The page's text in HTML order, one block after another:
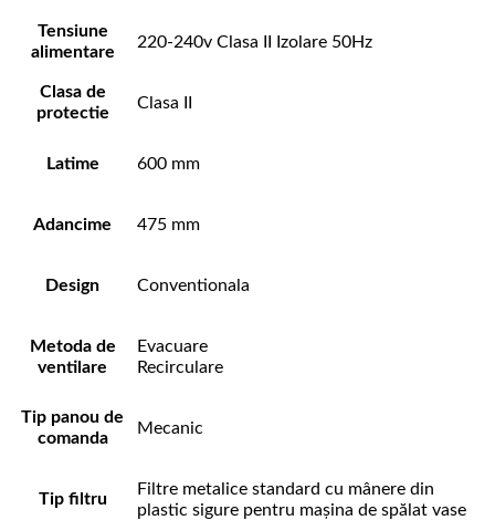
Tensiune
alimentare
220-240v Clasa II Izolare 50Hz
Clasa de
protectie
Clasa II
Latime 600 mm
Adancime 475 mm
Design Conventionala
Metoda de
ventilare
Evacuare
Recirculare
Tip panou de
comanda
Mecanic
Tip filtru
Filtre metalice standard cu mânere din
plastic sigure pentru mașina de spălat vase